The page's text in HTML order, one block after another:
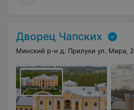
Дворец Чапских
Минский р-н д. Прилуки ул. Мира, 2